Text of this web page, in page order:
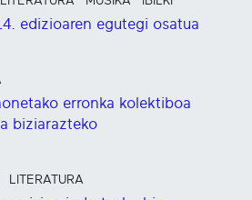
edizioaren egutegi osatua
erronka kolektiboa
biziarazteko
LITERATURA